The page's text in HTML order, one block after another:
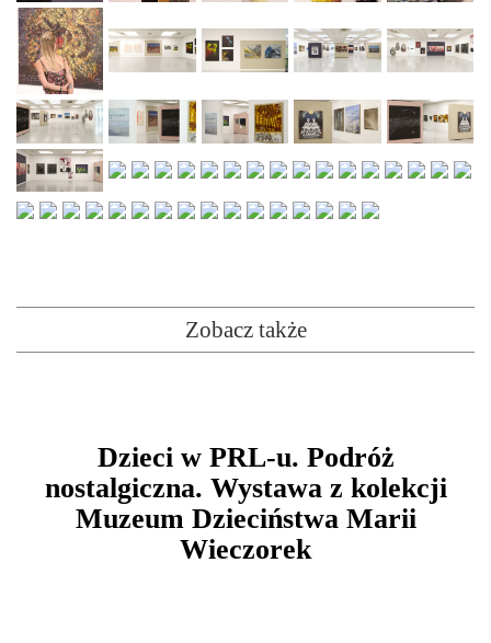
Zobacz także
Dzieci w PRL-u. Podróż
nostalgiczna. Wystawa z kolekcji
Muzeum Dzieciństwa Marii
Wieczorek